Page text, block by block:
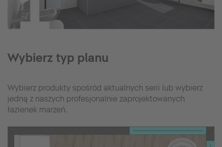
Wybierz typ planu
Wybierz produkty spośród aktualnych serii lub wybierz
jedną z naszych profesjonalnie zaprojektowanych
łazienek marzeń.